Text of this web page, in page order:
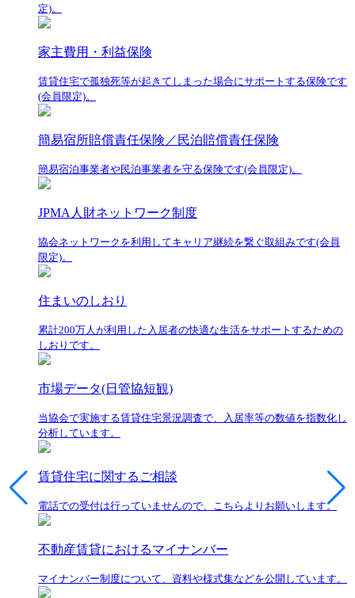
定)。
家主費用・利益保険
賃貸住宅で孤独死等が起きてしまった場合にサポートする保険です
(会員限定)。
簡易宿所賠償責任保険／民泊賠償責任保険
簡易宿泊事業者や民泊事業者を守る保険です(会員限定)。
JPMA人財ネットワーク制度
協会ネットワークを利用してキャリア継続を繋ぐ取組みです(会員
限定)。
住まいのしおり
累計200万人が利用した入居者の快適な生活をサポートするための
しおりです。
市場データ(日管協短観)
当協会で実施する賃貸住宅景況調査で、入居率等の数値を指数化し
分析しています。
賃貸住宅に関するご相談
電話での受付は行っていませんので、こちらよりお願いします。
不動産賃貸におけるマイナンバー
マイナンバー制度について、資料や様式集などを公開しています。